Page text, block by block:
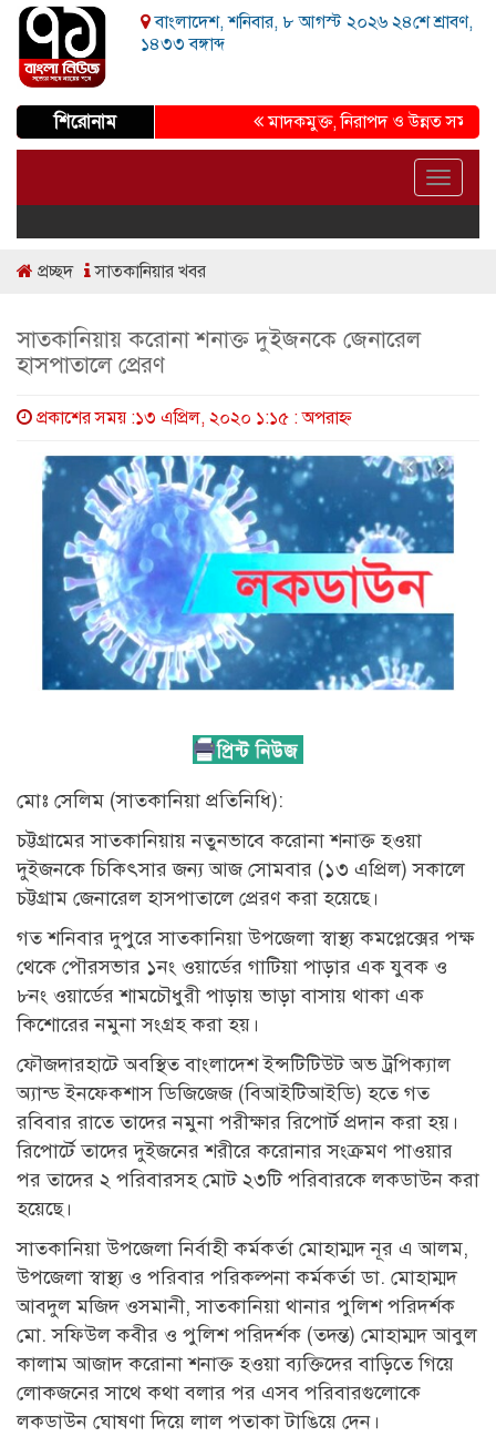
বাংলাদেশ, শনিবার, ৮ আগস্ট ২০২৬ ২৪শে শ্রাবণ,
১৪৩৩ বঙ্গাব্দ
শিরোনাম মাদকমুক্ত, নিরাপদ ও উন্নত সমাজ গড়ার
Toggle
প্রচ্ছদ সাতকানিয়ার খবর
সাতকানিয়ায় করোনা শনাক্ত দুইজনকে জেনারেল
হাসপাতালে প্রেরণ
প্রকাশের সময় :১৩ এপ্রিল, ২০২০ ১:১৫ : অপরাহ্ণ
মোঃ সেলিম (সাতকানিয়া প্রতিনিধি):
চট্টগ্রামের সাতকানিয়ায় নতুনভাবে করোনা শনাক্ত হওয়া
দুইজনকে চিকিৎসার জন্য আজ সোমবার (১৩ এপ্রিল) সকালে
চট্টগ্রাম জেনারেল হাসপাতালে প্রেরণ করা হয়েছে।
গত শনিবার দুপুরে সাতকানিয়া উপজেলা স্বাস্থ্য কমপ্লেক্সের পক্ষ
থেকে পৌরসভার ১নং ওয়ার্ডের গাটিয়া পাড়ার এক যুবক ও
৮নং ওয়ার্ডের শামচৌধুরী পাড়ায় ভাড়া বাসায় থাকা এক
কিশোরের নমুনা সংগ্রহ করা হয়।
ফৌজদারহাটে অবস্থিত বাংলাদেশ ইন্সটিটিউট অভ ট্রপিক্যাল
অ্যান্ড ইনফেকশাস ডিজিজেজ (বিআইটিআইডি) হতে গত
রবিবার রাতে তাদের নমুনা পরীক্ষার রিপোর্ট প্রদান করা হয়।
রিপোর্টে তাদের দুইজনের শরীরে করোনার সংক্রমণ পাওয়ার
পর তাদের ২ পরিবারসহ মোট ২৩টি পরিবারকে লকডাউন করা
হয়েছে।
সাতকানিয়া উপজেলা নির্বাহী কর্মকর্তা মোহাম্মদ নূর এ আলম,
উপজেলা স্বাস্থ্য ও পরিবার পরিকল্পনা কর্মকর্তা ডা. মোহাম্মদ
আবদুল মজিদ ওসমানী, সাতকানিয়া থানার পুলিশ পরিদর্শক
মো. সফিউল কবীর ও পুলিশ পরিদর্শক (তদন্ত) মোহাম্মদ আবুল
কালাম আজাদ করোনা শনাক্ত হওয়া ব্যক্তিদের বাড়িতে গিয়ে
লোকজনের সাথে কথা বলার পর এসব পরিবারগুলোকে
লকডাউন ঘোষণা দিয়ে লাল পতাকা টাঙিয়ে দেন।